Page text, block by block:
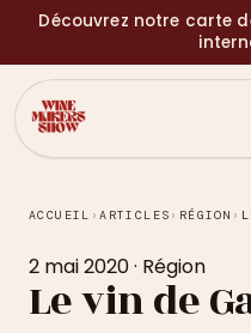
Découvrez notre carte
ACCUEIL ›ARTICLES › RÉGION ›
2 mai 2020· Région
Le vin de